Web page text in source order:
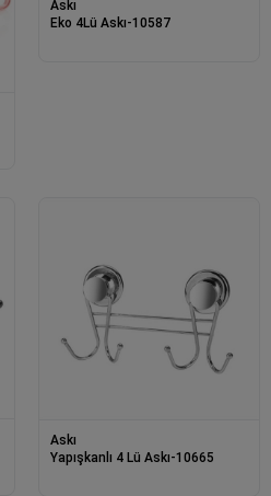
Askı
Eko 4Lü Askı-10587
Askı
Yapışkanlı 4 Lü Askı-10665